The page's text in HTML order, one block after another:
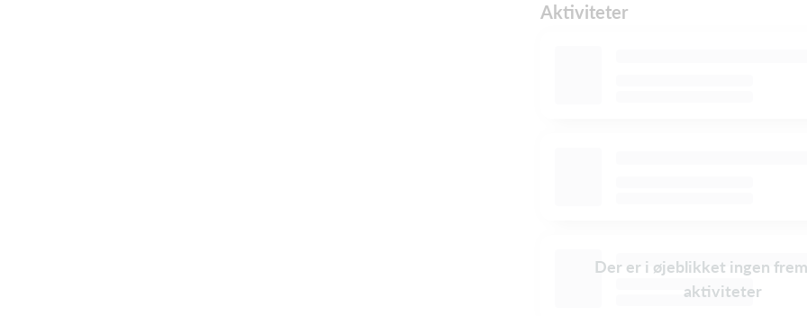
Aktiviteter
Der er i øjeblikket ingen
aktiviteter